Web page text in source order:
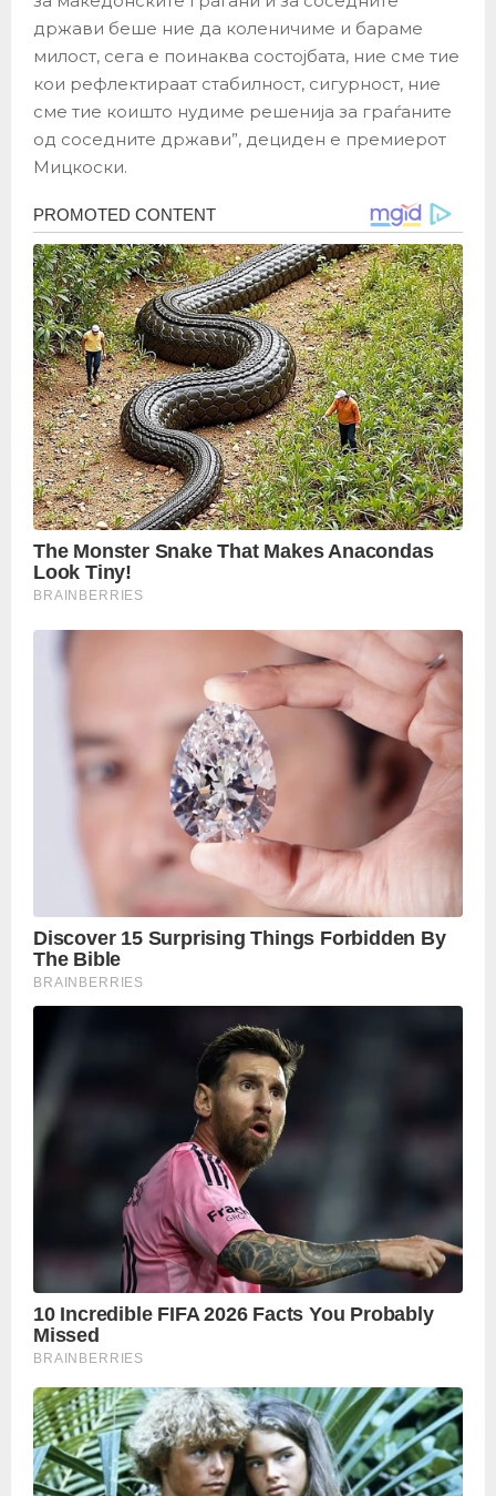
држави беше ние да коленичиме и бараме
милост, сега е поинаква состојбата, ние сме тие
кои рефлектираат стабилност, сигурност, ние
сме тие коишто нудиме решенија за граѓаните
од соседните држави”, дециден е премиерот
Мицкоски.